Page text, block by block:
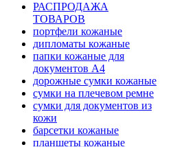
РАСПРОДАЖА
ТОВАРОВ
портфели кожаные
дипломаты кожаные
папки кожаные для
документов А4
дорожные сумки кожаные
сумки на плечевом ремне
сумки для документов из
кожи
барсетки кожаные
планшеты кожаные